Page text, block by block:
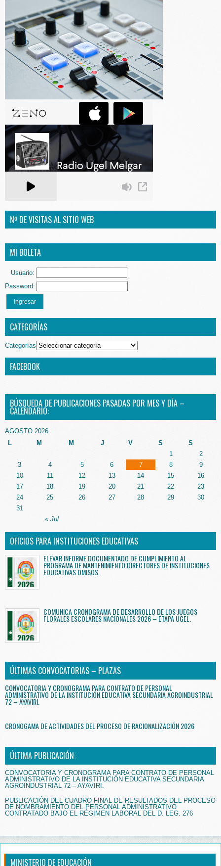
Nº DE VISITAS AL SITIO WEB
MI BOLETA
Usuario:
Password:
Ingresar
CATEGORÍAS
Categorías
FACEBOOK
BÚSQUEDA DE PUBLICACIONES PASADAS POR MES Y DÍA –
CALENDARIO:
AGOSTO 2026
L
M M J V S S
« Jul
1
2
3
4 5 6 7 8
9
10
11 12 13 14 15
16
17
18 19 20 21 22
23
24
25 26 27 28 29
30
31
OFICIOS PARA INSTITUCIONES EDUCATIVAS
ELEVAR INFORME DOCUMENTADO DE CUMPLIMIENTO AL
PROGRAMA DE MANTENIMIENTO DIRECTORES DE INSTITUCIONES
EDUCATIVAS OMISOS.
COMUNICA CRONOGRAMA DE DESARROLLO DE LOS JUEGOS
FLORALES ESCOLARES NACIONALES 2026 – ETAPA UGEL.
ÚLTIMAS CONVOCATORIAS – PLAZAS
CONVOCATORIA Y CRONOGRAMA PARA CONTRATO DE PERSONAL
ADMINISTRATIVO DE LA INSTITUCIÓN EDUCATIVA SECUNDARIA AGROINDUSTRIAL
72 – AYAVIRI.
CRONOGAMA DE ACTIVIDADES DEL PROCESO DE RACIONALIZACIÓN 2026
ÚLTIMA PUBLICACIÓN:
CONVOCATORIA Y CRONOGRAMA PARA CONTRATO DE PERSONAL
ADMINISTRATIVO DE LA INSTITUCIÓN EDUCATIVA SECUNDARIA
AGROINDUSTRIAL 72 – AYAVIRI.
PUBLICACIÓN DEL CUADRO FINAL DE RESULTADOS DEL PROCESO
DE NOMBRAMIENTO DEL PERSONAL ADMINISTRATIVO
CONTRATADO BAJO EL RÉGIMEN LABORAL DEL D. LEG. 276
MINISTERIO DE EDUCACIÓN